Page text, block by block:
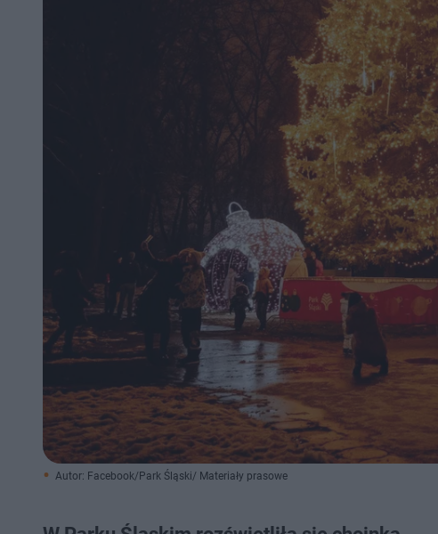
Autor: Facebook/Park Śląski/ Materiały prasowe